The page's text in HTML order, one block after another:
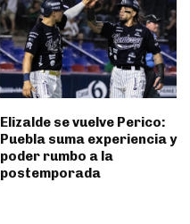
Elizalde se vuelve Perico:
Puebla suma experiencia y
poder rumbo a la
postemporada